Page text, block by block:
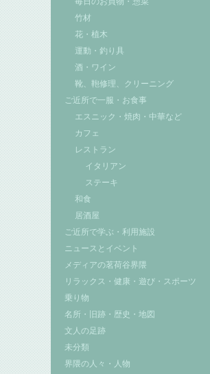
竹材
花・植木
運動・釣り具
酒・ワイン
靴、鞄修理、クリーニング
ご近所で一服・お食事
エスニック・焼肉・中華など
カフェ
レストラン
イタリアン
ステーキ
和食
居酒屋
ご近所で学ぶ・利用施設
ニュースとイベント
メディアの茗荷谷界隈
リラックス・健康・遊び・スポーツ
乗り物
名所・旧跡・歴史・地図
文人の足跡
未分類
界隈の人々・人物